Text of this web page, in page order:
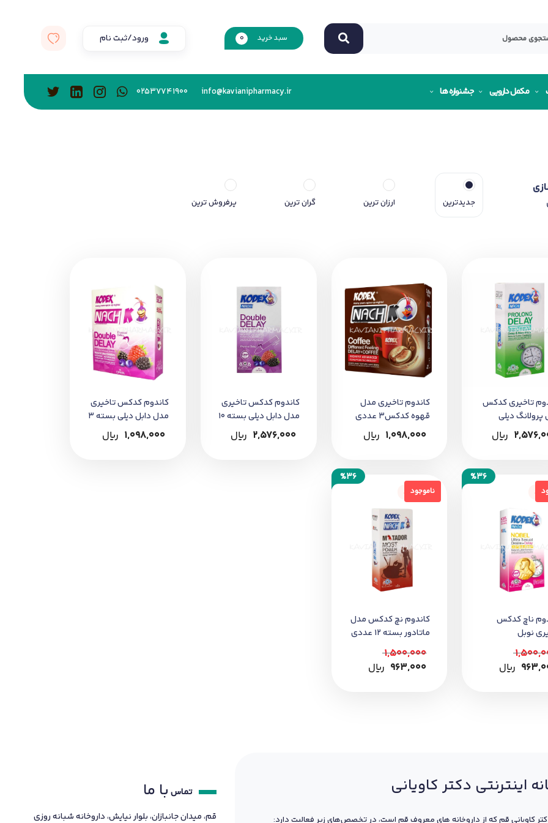
سبد خرید 0 ورود/ثبت نام
مکمل دارویی جشنواره ها info@kavianipharmacy.ir
02537741900
جدیدترین ارزان ترین گران ترین پرفروش ترین
تاخیری کدکس
دیلی
﷼
کاندوم تاخیری مدل
قهوه کدکس3 عددی
1,098,000 ﷼
کاندوم کدکس تاخیری
مدل دابل دیلی بسته 10
عددی
2,576,000 ﷼
کاندوم کدکس تاخیری
مدل دابل دیلی بسته 3
عددی
1,098,000 ﷼
%36
ناچ کدکس
نوبل
﷼
ناموجود
%36
ناموجود
کاندوم نچ کدکس مدل
ماتادور بسته 12 عددی
1,500,000
963,000 ﷼
اینترنتی دکتر کاویانی
کاویانی قم که از داروخانه های معروف قم است، در تخصص‌های زیر فعالیت دارد:
تماس با ما
قم، میدان جانبازان، بلوار نیایش، داروخانه شبانه روزی